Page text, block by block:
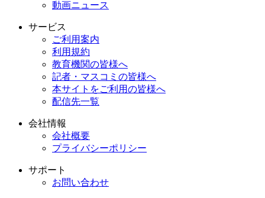
動画ニュース
サービス
ご利用案内
利用規約
教育機関の皆様へ
記者・マスコミの皆様へ
本サイトをご利用の皆様へ
配信先一覧
会社情報
会社概要
プライバシーポリシー
サポート
お問い合わせ